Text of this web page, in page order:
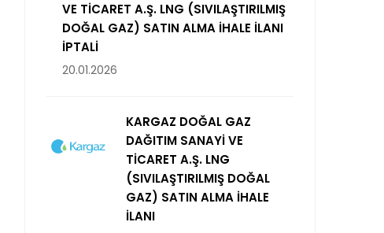
VE TİCARET A.Ş. LNG (SIVILAŞTIRILMIŞ
DOĞAL GAZ) SATIN ALMA İHALE İLANI
İPTALİ
20.01.2026
KARGAZ DOĞAL GAZ
DAĞITIM SANAYİ VE
TİCARET A.Ş. LNG
(SIVILAŞTIRILMIŞ DOĞAL
GAZ) SATIN ALMA İHALE
İLANI